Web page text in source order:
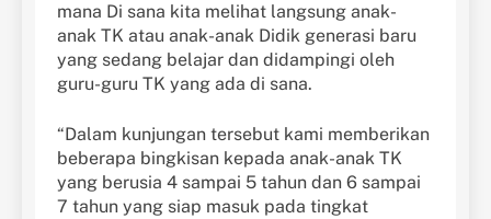
mana Di sana kita melihat langsung anak-
anak TK atau anak-anak Didik generasi baru
yang sedang belajar dan didampingi oleh
guru-guru TK yang ada di sana.
“Dalam kunjungan tersebut kami memberikan
beberapa bingkisan kepada anak-anak TK
yang berusia 4 sampai 5 tahun dan 6 sampai
7 tahun yang siap masuk pada tingkat